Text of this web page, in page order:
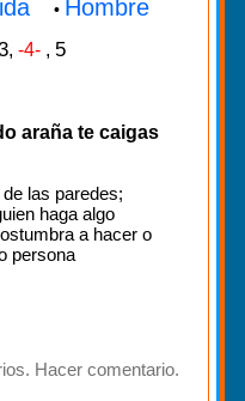
• Hombre
, -4-, 5
araña te caigas
las paredes;
haga algo
a hacer o
persona
Hacer comentario.